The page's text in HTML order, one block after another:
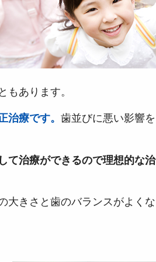
あります。
療です。 歯並びに悪い影響を
て治療ができるので理想的な治
大きさと歯のバランスがよくな